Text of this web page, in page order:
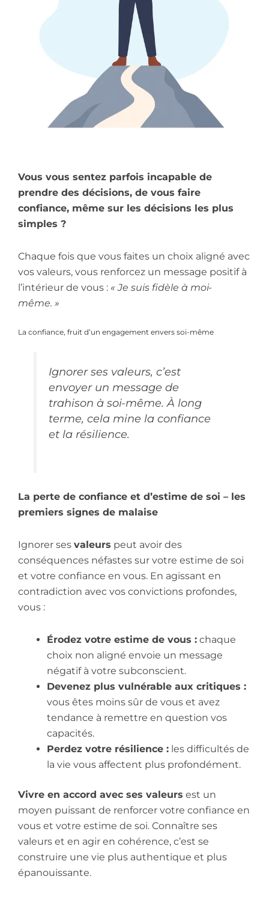
Vous vous sentez parfois incapable de
prendre des décisions, de vous faire
confiance, même sur les décisions les plus
simples ?
Chaque fois que vous faites un choix aligné avec
vos valeurs, vous renforcez un message positif à
l’intérieur de vous : « Je suis fidèle à moi-
même. »
La confiance, fruit d’un engagement envers soi-même
Ignorer ses valeurs, c’est
envoyer un message de
trahison à soi-même. À long
terme, cela mine la confiance
et la résilience.
La perte de confiance et d’estime de soi – les
premiers signes de malaise
Ignorer ses valeurs peut avoir des
conséquences néfastes sur votre estime de soi
et votre confiance en vous. En agissant en
contradiction avec vos convictions profondes,
vous :
Érodez votre estime de vous : chaque
choix non aligné envoie un message
négatif à votre subconscient.
Devenez plus vulnérable aux critiques :
vous êtes moins sûr de vous et avez
tendance à remettre en question vos
capacités.
Perdez votre résilience : les difficultés de
la vie vous affectent plus profondément.
Vivre en accord avec ses valeurs est un
moyen puissant de renforcer votre confiance en
vous et votre estime de soi. Connaître ses
valeurs et en agir en cohérence, c’est se
construire une vie plus authentique et plus
épanouissante.